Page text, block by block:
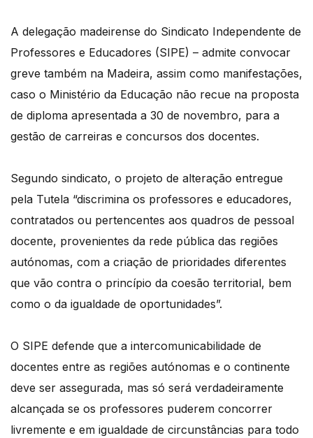
A delegação madeirense do Sindicato Independente de
Professores e Educadores (SIPE) – admite convocar
greve também na Madeira, assim como manifestações,
caso o Ministério da Educação não recue na proposta
de diploma apresentada a 30 de novembro, para a
gestão de carreiras e concursos dos docentes.
Segundo sindicato, o projeto de alteração entregue
pela Tutela “discrimina os professores e educadores,
contratados ou pertencentes aos quadros de pessoal
docente, provenientes da rede pública das regiões
autónomas, com a criação de prioridades diferentes
que vão contra o princípio da coesão territorial, bem
como o da igualdade de oportunidades”.
O SIPE defende que a intercomunicabilidade de
docentes entre as regiões autónomas e o continente
deve ser assegurada, mas só será verdadeiramente
alcançada se os professores puderem concorrer
livremente e em igualdade de circunstâncias para todo